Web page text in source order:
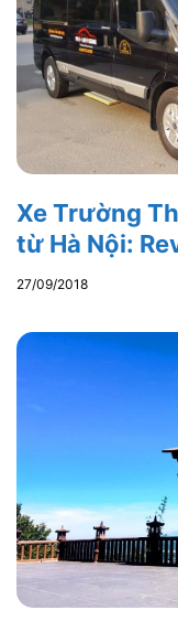
Xe Trường
từ Hà Nội:
27/09/2018